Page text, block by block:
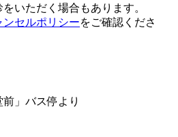
いただく場合もあります。
ンセルポリシーをご確認くださ
前」バス停より